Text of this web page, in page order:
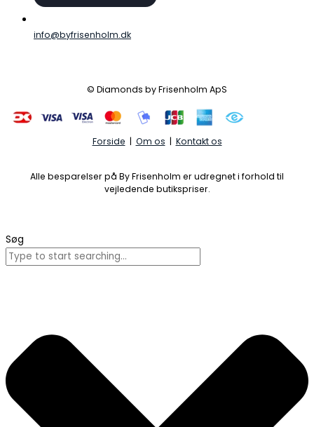
info@byfrisenholm.dk
© Diamonds by Frisenholm ApS
Forside | Om os | Kontakt os
Alle besparelser på By Frisenholm er udregnet i forhold til
vejledende butikspriser.
Søg